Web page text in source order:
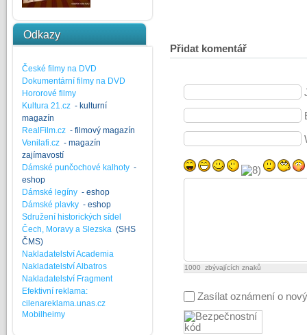
Odkazy
České filmy na DVD
Dokumentární filmy na DVD
Hororové filmy
Kultura 21.cz - kulturní
magazín
RealFilm.cz - filmový magazín
Venilafi.cz - magazín
zajímavostí
Dámské punčochové kalhoty -
eshop
Dámské legíny - eshop
Dámské plavky - eshop
Sdružení historických sídel
Čech, Moravy a Slezska (SHS
ČMS)
Nakladatelství Academia
Nakladatelství Albatros
Nakladatelství Fragment
Efektivní reklama:
cilenareklama.unas.cz
Mobilheimy
Přidat komentář
1000 zbývajících znaků
Zasílat oznámení o